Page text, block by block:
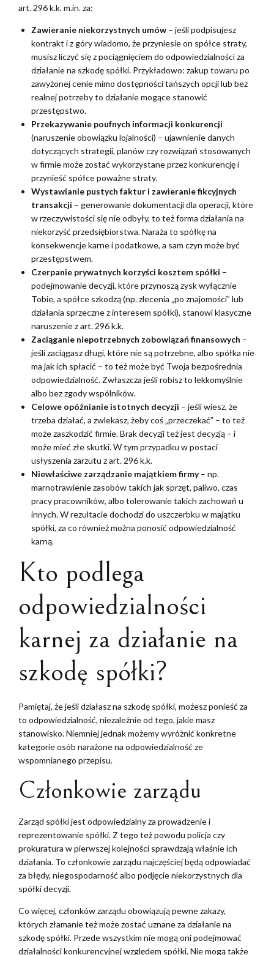
art. 296 k.k. m.in. za:
Zawieranie niekorzystnych umów – jeśli podpisujesz
kontrakt i z góry wiadomo, że przyniesie on spółce straty,
musisz liczyć się z pociągnięciem do odpowiedzialności za
działanie na szkodę spółki. Przykładowo: zakup towaru po
zawyżonej cenie mimo dostępności tańszych opcji lub bez
realnej potrzeby to działanie mogące stanowić
przestępstwo.
Przekazywanie poufnych informacji konkurencji
(naruszenie obowiązku lojalności) – ujawnienie danych
dotyczących strategii, planów czy rozwiązań stosowanych
w firmie może zostać wykorzystane przez konkurencję i
przynieść spółce poważne straty.
Wystawianie pustych faktur i zawieranie fikcyjnych
transakcji – generowanie dokumentacji dla operacji, które
w rzeczywistości się nie odbyły, to też forma działania na
niekorzyść przedsiębiorstwa. Naraża to spółkę na
konsekwencje karne i podatkowe, a sam czyn może być
przestępstwem.
Czerpanie prywatnych korzyści kosztem spółki –
podejmowanie decyzji, które przynoszą zysk wyłącznie
Tobie, a spółce szkodzą (np. zlecenia „po znajomości” lub
działania sprzeczne z interesem spółki), stanowi klasyczne
naruszenie z art. 296 k.k.
Zaciąganie niepotrzebnych zobowiązań finansowych –
jeśli zaciągasz długi, które nie są potrzebne, albo spółka nie
ma jak ich spłacić – to też może być Twoja bezpośrednia
odpowiedzialność. Zwłaszcza jeśli robisz to lekkomyślnie
albo bez zgody wspólników.
Celowe opóźnianie istotnych decyzji – jeśli wiesz, że
trzeba działać, a zwlekasz, żeby coś „przeczekać” – to też
może zaszkodzić firmie. Brak decyzji też jest decyzją – i
może mieć złe skutki. W tym przypadku w postaci
usłyszenia zarzutu z art. 296 k.k.
Niewłaściwe zarządzanie majątkiem firmy– np.
marnotrawienie zasobów takich jak sprzęt, paliwo, czas
pracy pracowników, albo tolerowanie takich zachowań u
innych. W rezultacie dochodzi do uszczerbku w majątku
spółki, za co również można ponosić odpowiedzialność
karną.
Kto podlega
odpowiedzialności
karnej za działanie na
szkodę spółki?
Pamiętaj, że jeśli działasz na szkodę spółki, możesz ponieść za
to odpowiedzialność, niezależnie od tego, jakie masz
stanowisko. Niemniej jednak możemy wyróżnić konkretne
kategorie osób narażone na odpowiedzialność ze
wspomnianego przepisu.
Członkowie zarządu
Zarząd spółki jest odpowiedzialny za prowadzenie i
reprezentowanie spółki. Z tego też powodu policja czy
prokuratura w pierwszej kolejności sprawdzają właśnie ich
działania. To członkowie zarządu najczęściej będą odpowiadać
za błędy, niegospodarność albo podjęcie niekorzystnych dla
spółki decyzji.
Co więcej, członków zarządu obowiązują pewne zakazy,
których złamanie też może zostać uznane za działanie na
szkodę spółki. Przede wszystkim nie mogą oni podejmować
działalności konkurencyjnej względem spółki. Nie mogą także